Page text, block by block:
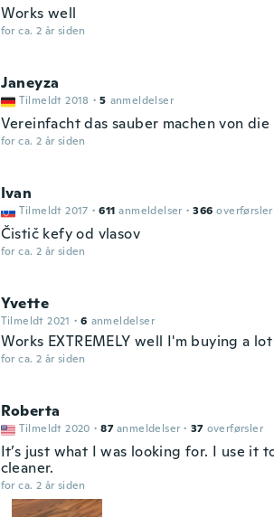
Works well
for ca. 2 år siden
Janeyza
Tilmeldt 2018 · 5 anmeldelser
Vereinfacht das sauber machen von
for ca. 2 år siden
Ivan
Tilmeldt 2017 · 611 anmeldelser · 366 overførsler
Čistič kefy od vlasov
for ca. 2 år siden
Yvette
Tilmeldt 2021 · 6 anmeldelser
Works EXTREMELY well I'm buying a
for ca. 2 år siden
Roberta
Tilmeldt 2020 · 87 anmeldelser · 37 overførsler
It’s just what I was looking for. I use it
cleaner.
for ca. 2 år siden